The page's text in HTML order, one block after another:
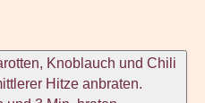
Knoblauch und Chili
Hitze anbraten.